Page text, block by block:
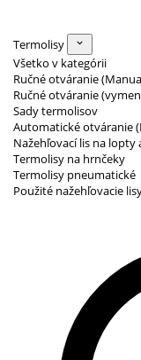
Termolisy
Všetko v kategórii
Ručné otváranie
Ručné otváranie
Sady termolisov
Automatické otváranie
Nažehľovací lis na lopty
Termolisy na hrnčeky
Termolisy pneumatické
Použité nažehľovacie